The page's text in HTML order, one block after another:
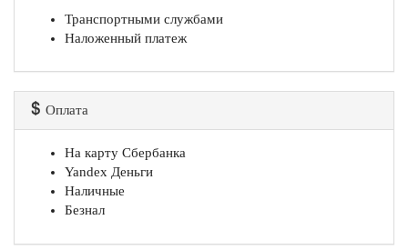
Транспортными службами
Наложенный платеж
Оплата
На карту Сбербанка
Yandex Деньги
Наличные
Безнал